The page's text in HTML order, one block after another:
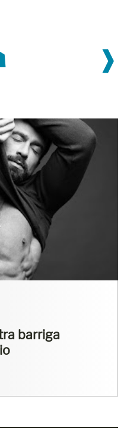
❱
barriga